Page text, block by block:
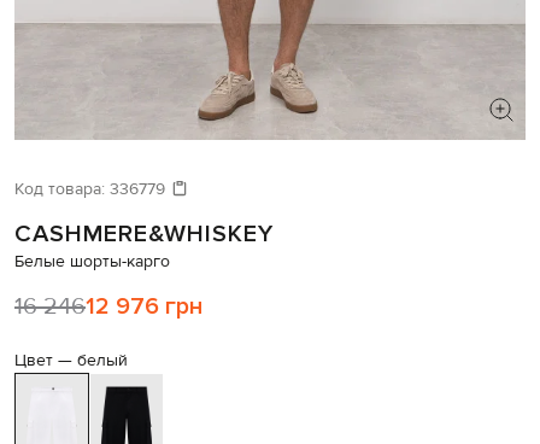
Давайте подберем что-то еще
Код товара: 336779
CASHMERE&WHISKEY
Белые шорты-карго
16 24612 976 грн
Цвет — белый